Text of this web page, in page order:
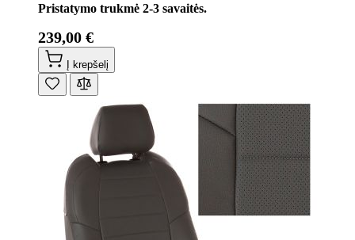
Pristatymo trukmė 2-3 savaitės.
239,00 €
Į krepšelį